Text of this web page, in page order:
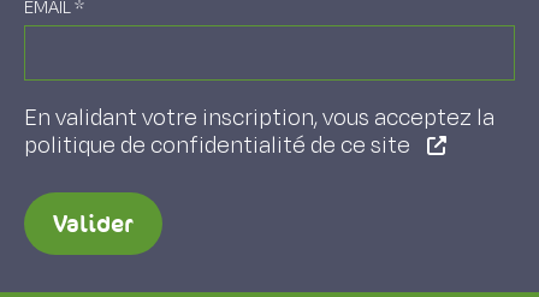
EMAIL*
En validant votre inscription, vous acceptez la
politique de confidentialité de ce site
Valider